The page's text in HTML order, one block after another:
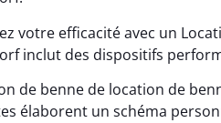
votre efficacité avec un
inclut des dispositifs
de benne de location de
élaborent un schéma